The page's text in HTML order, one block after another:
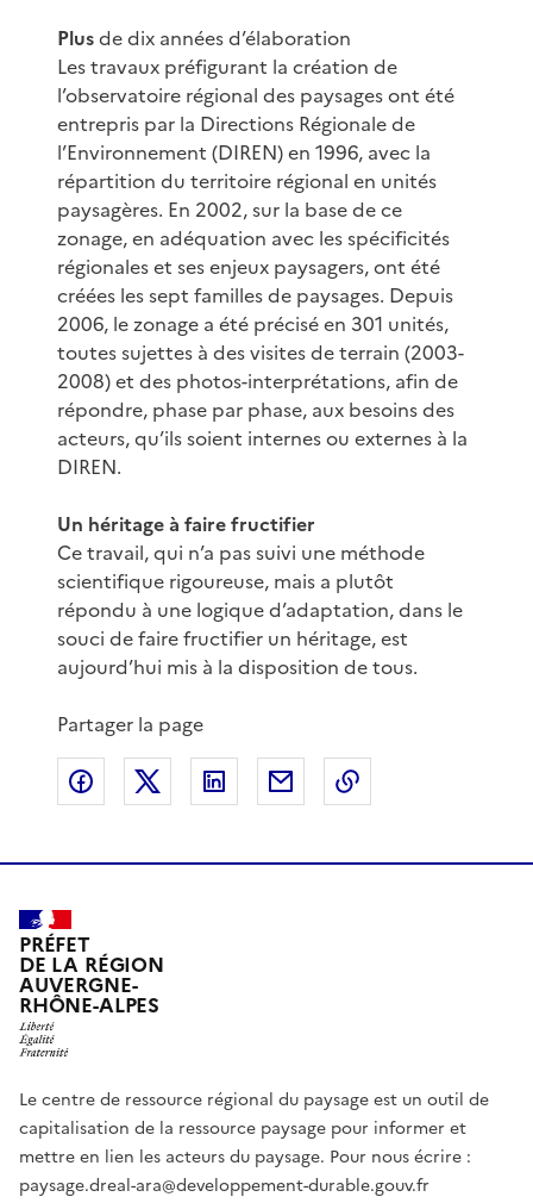
Plusde dix années d’élaboration
Les travaux préfigurant la création de
l’observatoire régional des paysages ont été
entrepris par la Directions Régionale de
l’Environnement (DIREN) en 1996, avec la
répartition du territoire régional en unités
paysagères. En 2002, sur la base de ce
zonage, en adéquation avec les spécificités
régionales et ses enjeux paysagers, ont été
créées les sept familles de paysages. Depuis
2006, le zonage a été précisé en 301 unités,
toutes sujettes à des visites de terrain (2003-
2008) et des photos-interprétations, afin de
répondre, phase par phase, aux besoins des
acteurs, qu’ils soient internes ou externes à la
DIREN.
Un héritage à faire fructifier
Ce travail, qui n’a pas suivi une méthode
scientifique rigoureuse, mais a plutôt
répondu à une logique d’adaptation, dans le
souci de faire fructifier un héritage, est
aujourd’hui mis à la disposition de tous.
Partager la page
Partager sur Facebook
Partager sur XPartager sur LinkedIn
Partager par email
PRÉFET
DE LA RÉGION
AUVERGNE-
RHÔNE-ALPES
Le centre de ressource régional du paysage est un outil de
capitalisation de la ressource paysage pour informer et
mettre en lien les acteurs du paysage. Pour nous écrire :
paysage.dreal-ara@developpement-durable.gouv.fr